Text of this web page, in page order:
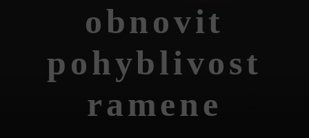
obnovit
pohyblivost
ramene